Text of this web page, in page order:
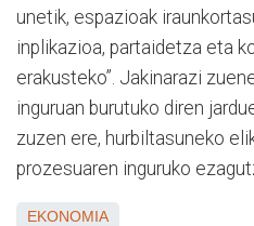
unetik, espazioak
inplikazioa, partaidetza eta
erakusteko”. Jakinarazi
inguruan burutuko diren
zuzen ere, hurbiltasuneko
prozesuaren inguruko
EKONOMIA